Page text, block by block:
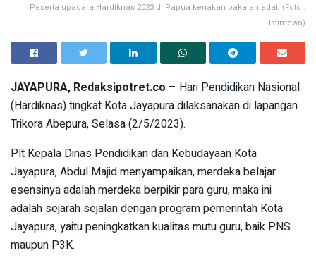
Peserta upacara Hardiknas 2023 di Papua kenakan pakaian adat. (Foto :
Istimewa)
JAYAPURA, Redaksipotret.co – Hari Pendidikan Nasional
(Hardiknas) tingkat Kota Jayapura dilaksanakan di lapangan
Trikora Abepura, Selasa (2/5/2023).
Plt Kepala Dinas Pendidikan dan Kebudayaan Kota
Jayapura, Abdul Majid menyampaikan, merdeka belajar
esensinya adalah merdeka berpikir para guru, maka ini
adalah sejarah sejalan dengan program pemerintah Kota
Jayapura, yaitu peningkatkan kualitas mutu guru, baik PNS
maupun P3K.